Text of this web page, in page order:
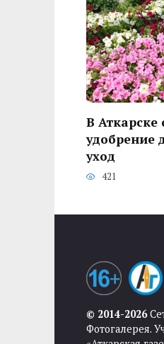
В Аткарске
удобрение
уход
421
© 2014-2026
Фотогалерея.